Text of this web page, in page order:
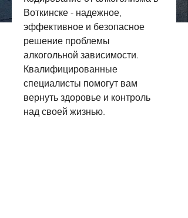
Воткинске - надежное,
эффективное и безопасное
решение проблемы
алкогольной зависимости.
Квалифицированные
специалисты помогут вам
вернуть здоровье и контроль
над своей жизнью.